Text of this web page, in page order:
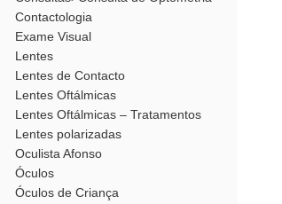
Contactologia
Exame Visual
Lentes
Lentes de Contacto
Lentes Oftálmicas
Lentes Oftálmicas – Tratamentos
Lentes polarizadas
Oculista Afonso
Óculos
Óculos de Criança